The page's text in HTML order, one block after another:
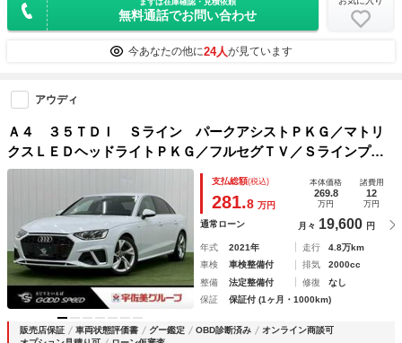
まずは在庫確認・見積依頼
無料通話でお問い合わせ
今あなたの他に24人が見ています
アウディ
Ａ４ ３５ＴＤＩ Ｓライン パークアシストＰＫＧ／マトリ
クスＬＥＤヘッドライトＰＫＧ／フルセグＴＶ／Ｓラインプラ
スＰＫＧ／シートヒーター／バーチャルコックピット／ドライ
ブレコーダー／ＥＴＣ／レーダークルーズ／ブラインドスポッ
支払総額(税込)
281.8 万円
本体価格
269.8
万円
諸費用
12
万円
通常ローン 月々 19,600 円
年式 2021年 走行
4.8万km
車検
車検整備付 排気
2000cc
整備
法定整備付 修復
なし
保証
保証付 (1ヶ月・1000km)
販売店保証 車両状態評価書 グー鑑定 OBD診断済み
オンライン商談可